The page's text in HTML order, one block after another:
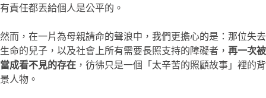
有責任都丟給個人是公平的。
然而，在一片為母親請命的聲浪中，我們更擔心的是：那位失去
生命的兒子，以及社會上所有需要長照支持的障礙者， 再一次被
當成看不見的存在 ，彷彿只是一個「太辛苦的照顧故事」裡的背
景人物。